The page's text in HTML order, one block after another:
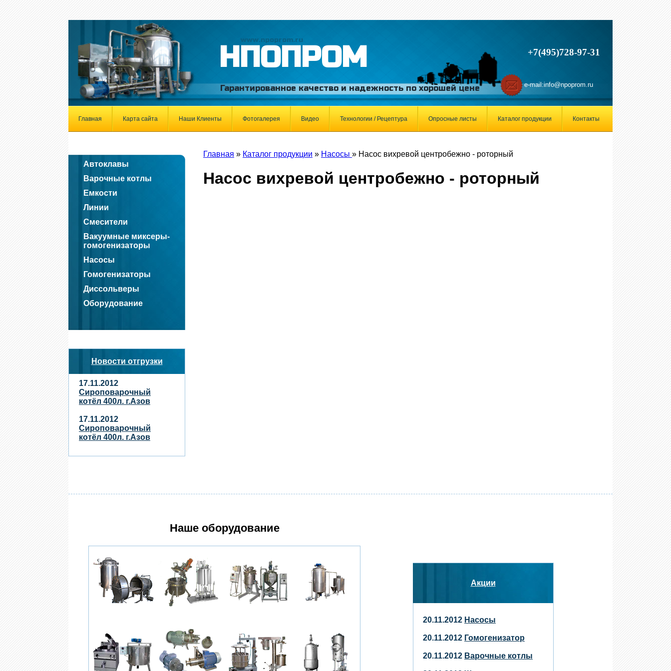
www.npoprom.ru
НПОПРОМ
Гарантированное качество и надежность по хорошей цене
+7(495)728-97-31
e-mail:info@npoprom.ru
Главная Карта сайта Наши Клиенты Фотогалерея Видео Технологии / Рецептура Опросные листы Каталог продукции Контакты
Автоклавы
Варочные котлы
Емкости
Линии
Смесители
Вакуумные миксеры-
гомогенизаторы
Насосы
Гомогенизаторы
Диссольверы
Оборудование
Новости отгрузки
17.11.2012
Сироповарочный
котёл 400л. г.Азов
17.11.2012
Сироповарочный
котёл 400л. г.Азов
Главная » Каталог продукции » Насосы » Насос вихревой центробежно - роторный
Насос вихревой центробежно - роторный
Наше оборудование
Акции
20.11.2012 Насосы
20.11.2012 Гомогенизатор
20.11.2012 Варочные котлы